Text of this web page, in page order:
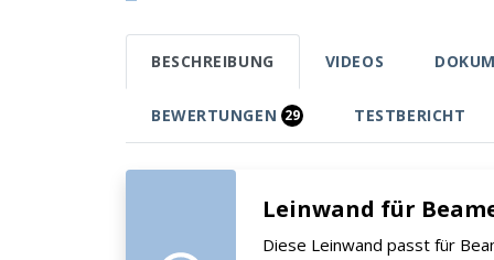
BESCHREIBUNG VIDEOS
BEWERTUNGEN 29 TESTBERICHT
Leinwand für
Diese Leinwand passt für